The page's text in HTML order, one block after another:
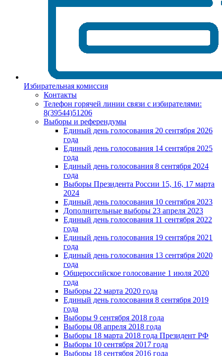
Избирательная комиссия
Контакты
Телефон горячей линии связи с избирателями:
8(39544)51206
Выборы и референдумы
Единый день голосования 20 сентября 2026
года
Единый день голосования 14 сентября 2025
года
Единый день голосования 8 сентября 2024
года
Выборы Президента России 15, 16, 17 марта
2024
Единый день голосования 10 сентября 2023
Дополнительные выборы 23 апреля 2023
Единый день голосования 11 сентября 2022
года
Единый день голосования 19 сентября 2021
года
Единый день голосования 13 сентября 2020
года
Общероссийское голосование 1 июля 2020
года
Выборы 22 марта 2020 года
Единый день голосования 8 сентября 2019
года
Выборы 9 сентября 2018 года
Выборы 08 апреля 2018 года
Выборы 18 марта 2018 года Президент РФ
Выборы 10 сентября 2017 года
Выборы 18 сентября 2016 года